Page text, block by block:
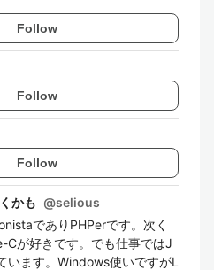
Follow
Follow
Follow
かも @selious
でありPHPerです。次く
Cが好きです。でも仕事ではJ
います。Windows使いですがL